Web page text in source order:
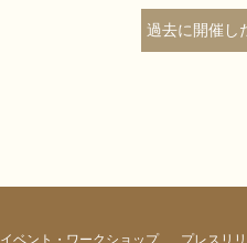
過去に開催し